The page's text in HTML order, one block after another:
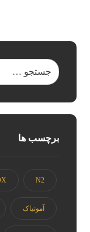
برچسب ها
N2
آمونیاک